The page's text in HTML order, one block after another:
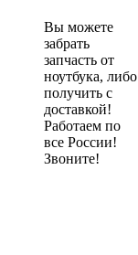
Вы можете
забрать
запчасть от
ноутбука, либо
получить с
доставкой!
Работаем по
все России!
Звоните!